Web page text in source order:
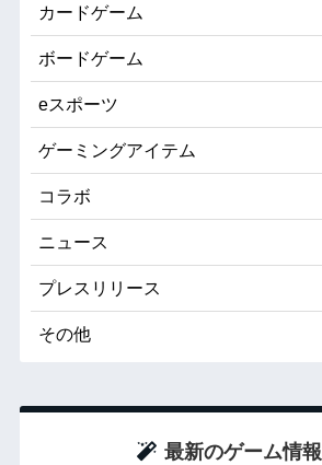
カードゲーム
ボードゲーム
eスポーツ
ゲーミングアイテム
コラボ
ニュース
プレスリリース
その他
最新のゲーム情報